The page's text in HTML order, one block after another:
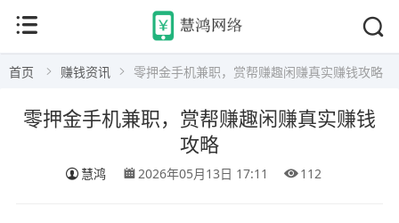
首页 赚钱资讯 零押金手机兼职，赏帮赚趣闲赚真实赚钱攻略
零押金手机兼职，赏帮赚趣闲赚真实赚钱
攻略
慧鸿 2026年05月13日 17:11 112